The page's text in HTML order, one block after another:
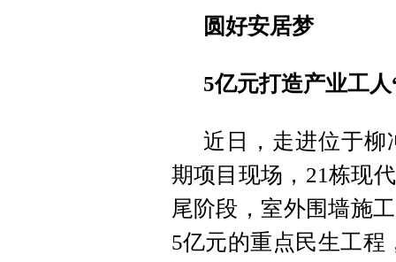
圆好安居梦
5亿元打造产业工
近日，走进位于柳
期项目现场，21栋现
尾阶段，室外围墙施
5亿元的重点民生工程